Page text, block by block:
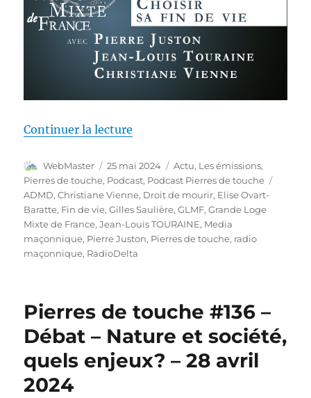
Continuer la lecture
Auteur
WebMaster
Publié
le
25 mai 2024 Catégories
Actu, Les émissions,
Pierres de touche, Podcast, Podcast Pierres de touche
ADMD,Christiane Vienne, Droit de mourir, Elise Ovart-
Baratte, Fin de vie,Gilles Saulière,GLMF,Grande Loge
Mixte de France,Jean-Louis TOURAINE, Media
maçonnique, Pierre Juston, Pierres de touche, radio
maçonnique, RadioDelta
Pierres de touche #136 –
Débat – Nature et société,
quels enjeux? – 28 avril
2024